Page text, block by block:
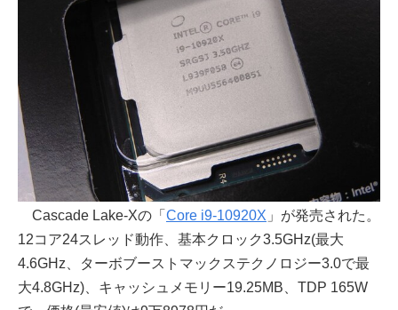
Cascade Lake-Xの「 Core i9-10920X 」が発売された。
12コア24スレッド動作、基本クロック3.5GHz(最大
4.6GHz、ターボブーストマックステクノロジー3.0で最
大4.8GHz)、キャッシュメモリー19.25MB、TDP 165W